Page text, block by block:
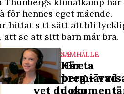
för hennes eget mående.
hittat sitt sätt att bli
att se att sitt barn mår bra.
SAMHÄLLE
Quiz: Greta
Thunberg – vad
vet du om
SAMHÄLLE
Här